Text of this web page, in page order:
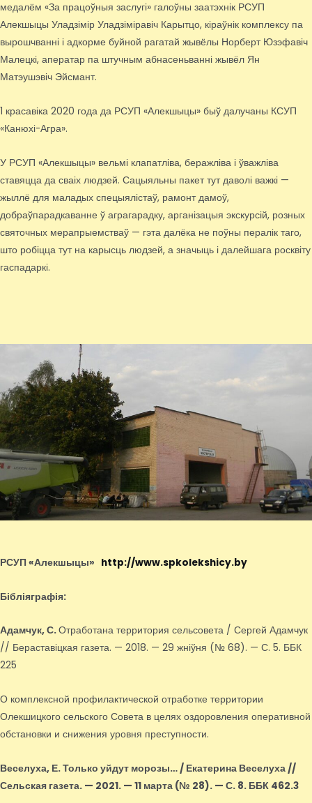
медалём «За працоўныя заслугі» галоўны заатэхнік РСУП
Алекшыцы Уладзімір Уладзіміравіч Карытцо, кіраўнік комплексу па
вырошчванні і адкорме буйной рагатай жывёлы Норберт Юзэфавіч
Малецкі, аператар па штучным абнасеньванні жывёл Ян
Матэушэвіч Эйсмант.
1 красавіка 2020 года да РСУП «Алекшыцы» быў далучаны КСУП
«Канюхі-Агра».
У РСУП «Алекшыцы» вельмі клапатліва, беражліва і ўважліва
ставяцца да сваіх людзей. Сацыяльны пакет тут даволі важкі —
жыллё для маладых спецыялістаў, рамонт дамоў,
добраўпарадкаванне ў аграгарадку, арганізацыя экскурсій, розных
святочных мерапрыемстваў — гэта далёка не поўны пералік таго,
што робіцца тут на карысць людзей, а значыць і далейшага росквіту
гаспадаркі.
РСУП «Алекшыцы» http://www.spkolekshicy.by
Бібліяграфія:
Адамчук, С.Отработана территория сельсовета / Сергей Адамчук
// Бераставіцкая газета. — 2018. — 29 жніўня (№ 68). — С. 5. ББК
225
О комплексной профилактической отработке территории
Олекшицкого сельского Совета в целях оздоровления оперативной
обстановки и снижения уровня преступности.
Веселуха, Е.Только уйдут морозы… / Екатерина Веселуха //
Сельская газета. — 2021. — 11 марта (№ 28). — С. 8. ББК 462.3